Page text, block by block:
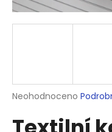
Průměrné
produktu
Neohodnoceno
a
j
?